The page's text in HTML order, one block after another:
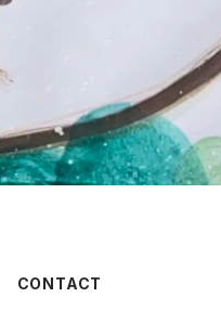
CONTACT